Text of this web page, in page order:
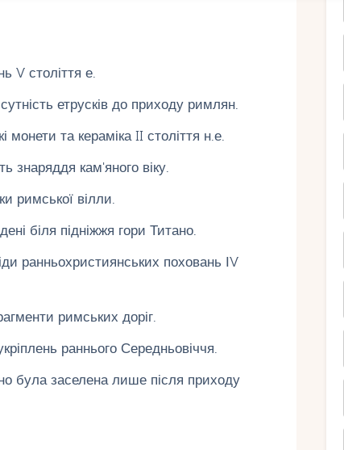
V століття е.
етрусків до приходу римлян.
та кераміка II століття н.е.
знаряддя кам'яного віку.
римської вілли.
біля підніжжя гори Титано.
ранньохристиянських поховань ІV
римських доріг.
раннього Середньовіччя.
була заселена лише після приходу